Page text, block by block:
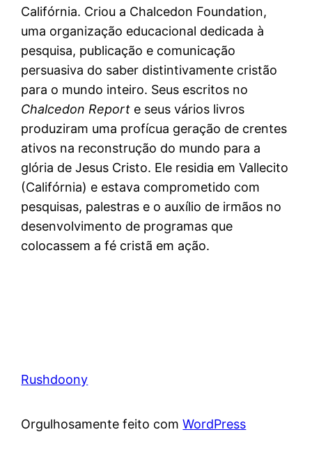
Califórnia. Criou a Chalcedon Foundation,
uma organização educacional dedicada à
pesquisa, publicação e comunicação
persuasiva do saber distintivamente cristão
para o mundo inteiro. Seus escritos no
Chalcedon Report e seus vários livros
produziram uma profícua geração de crentes
ativos na reconstrução do mundo para a
glória de Jesus Cristo. Ele residia em Vallecito
(Califórnia) e estava comprometido com
pesquisas, palestras e o auxílio de irmãos no
desenvolvimento de programas que
colocassem a fé cristã em ação.
Rushdoony
Orgulhosamente feito comWordPress